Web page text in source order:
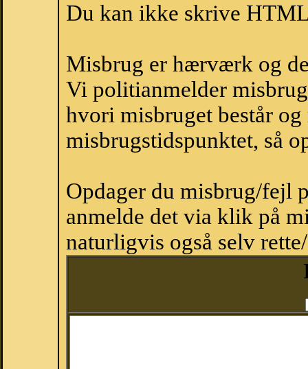
Du kan ikke skrive
Misbrug er hærværk og
Vi politianmelder
hvori misbruget består
misbrugstidspunktet, så
Opdager du misbrug/fejl
anmelde det via klik på
naturligvis også selv